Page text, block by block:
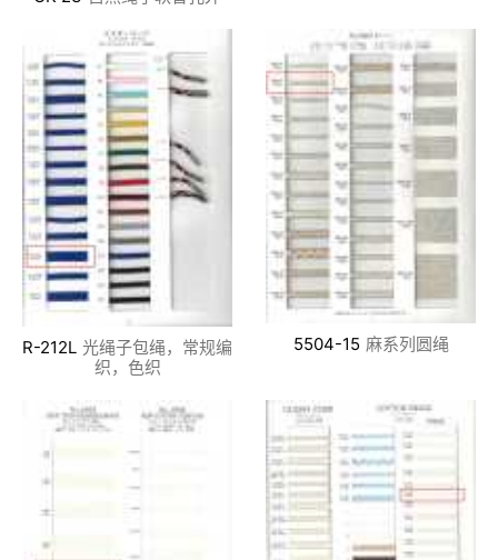
R-212L 光绳子包绳，常规编
织，色织
5504-15 麻系列圆绳